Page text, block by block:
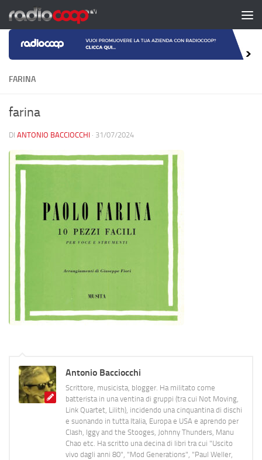
Salta al contenuto
FARINA
farina
DI ANTONIO BACCIOCCHI · 31/07/2024
Antonio Bacciocchi
Scrittore, musicista, blogger. Ha militato come
batterista in una ventina di gruppi (tra cui Not Moving,
Link Quartet, Lilith), incidendo una cinquantina di dischi
e suonando in tutta Italia, Europa e USA e aprendo per
Clash, Iggy and the Stooges, Johnny Thunders, Manu
Chao etc. Ha scritto una decina di libri tra cui "Uscito
vivo dagli anni 80", "Mod Generations", "Paul Weller,